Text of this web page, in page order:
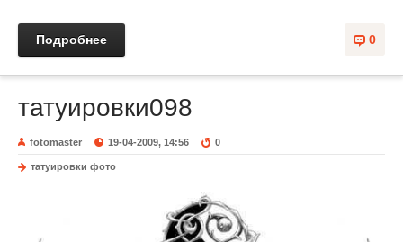
0
Подробнее
татуировки098
fotomaster 19-04-2009, 14:56 0
татуировки фото